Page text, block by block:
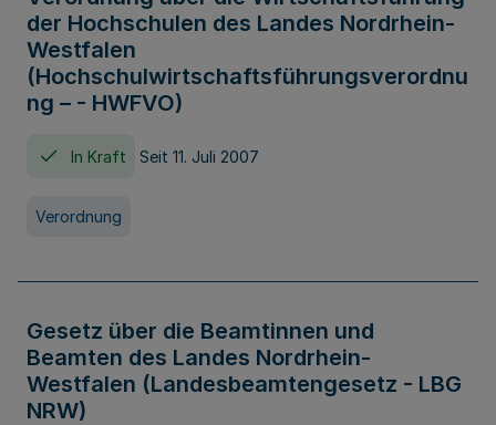
der Hochschulen des Landes Nordrhein-
Westfalen
(Hochschulwirtschaftsführungsverordnu
ng – - HWFVO)
In Kraft Seit 11. Juli 2007
Verordnung
Gesetz über die Beamtinnen und
Beamten des Landes Nordrhein-
Westfalen (Landesbeamtengesetz - LBG
NRW)